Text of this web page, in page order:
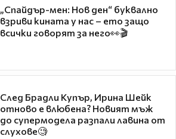
„Спайдър-мен: Нов ден“ буквално
взриви кината у нас – ето защо
всички говорят за него👀🎬
След Брадли Купър, Ирина Шейк
отново е влюбена? Новият мъж
до супермодела разпали лавина от
слухове🧐